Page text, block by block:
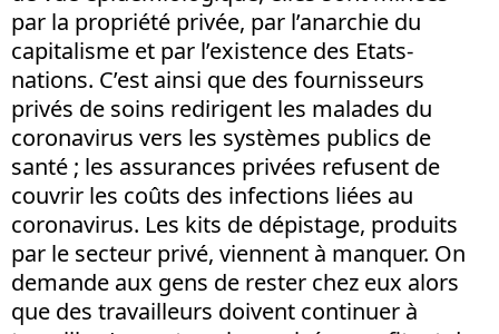
par la propriété privée, par l’anarchie du
capitalisme et par l’existence des Etats-
nations. C’est ainsi que des fournisseurs
privés de soins redirigent les malades du
coronavirus vers les systèmes publics de
santé ; les assurances privées refusent de
couvrir les coûts des infections liées au
coronavirus. Les kits de dépistage, produits
par le secteur privé, viennent à manquer. On
demande aux gens de rester chez eux alors
que des travailleurs doivent continuer à